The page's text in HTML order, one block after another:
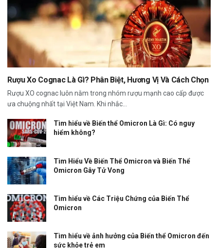
Rượu Xo Cognac Là Gì? Phân Biệt, Hương Vị Và Cách Chọn
Rượu XO cognac luôn nằm trong nhóm rượu mạnh cao cấp được
ưa chuộng nhất tại Việt Nam. Khi nhắc...
Tìm hiểu về Biến thể Omicron Là Gì: Có nguy
hiểm không?
Tìm Hiểu Về Biến Thể Omicron và Biến Thể
Omicron Gây Tử Vong
Tìm hiểu về Các Triệu Chứng của Biến Thể
Omicron
Tìm hiểu về ảnh hưởng của Biến thể Omicron đến
sức khỏe trẻ em